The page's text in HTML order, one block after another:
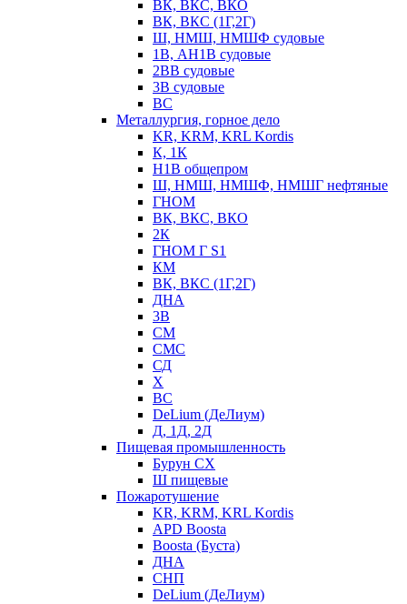
ВК, ВКС, ВКО
ВК, ВКС (1Г,2Г)
Ш, НМШ, НМШФ судовые
1В, АН1В судовые
2ВВ судовые
3В судовые
ВС
Металлургия, горное дело
KR, KRM, KRL Kordis
К, 1К
Н1В общепром
Ш, НМШ, НМШФ, НМШГ нефтяные
ГНОМ
ВК, ВКС, ВКО
2К
ГНОМ Г S1
КМ
ВК, ВКС (1Г,2Г)
ДНА
3В
СМ
СМС
СД
Х
ВС
DeLium (ДеЛиум)
Д, 1Д, 2Д
Пищевая промышленность
Бурун СХ
Ш пищевые
Пожаротушение
KR, KRM, KRL Kordis
APD Boosta
Boosta (Буста)
ДНА
СНП
DeLium (ДеЛиум)